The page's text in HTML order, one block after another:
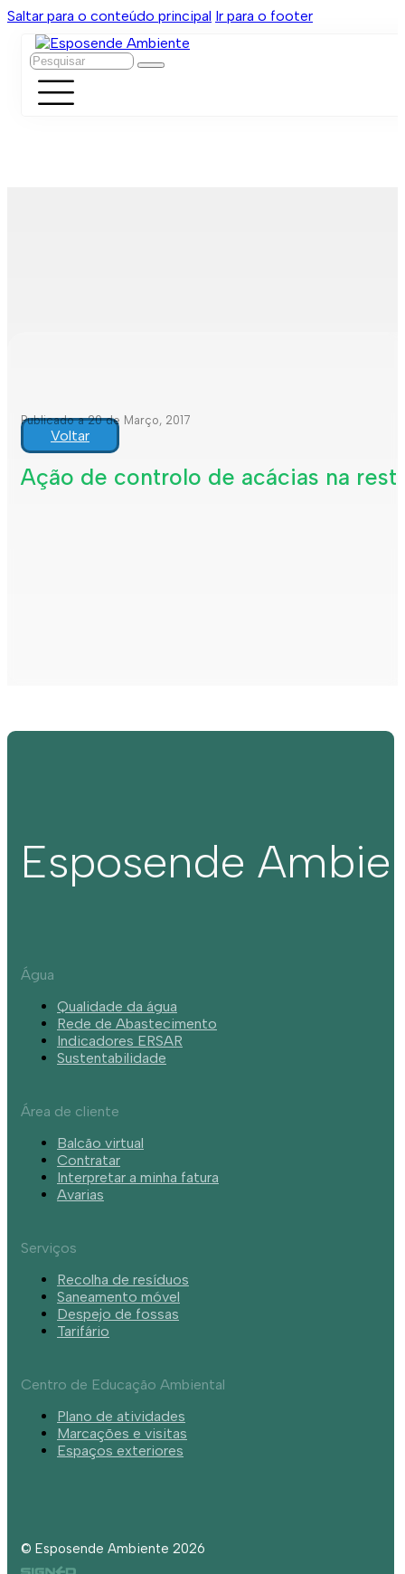
Saltar para o conteúdo principal Ir para o footer
Pesquisar
Publicado a 20 de Março, 2017
Voltar
Ação de controlo de acácias na
Esposende
Água
Qualidade da água
Rede de Abastecimento
Indicadores ERSAR
Sustentabilidade
Área de cliente
Balcão virtual
Contratar
Interpretar a minha fatura
Avarias
Serviços
Recolha de resíduos
Saneamento móvel
Despejo de fossas
Tarifário
Centro de Educação Ambiental
Plano de atividades
Marcações e visitas
Espaços exteriores
© Esposende Ambiente 2026